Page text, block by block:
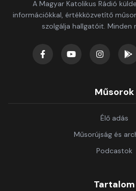
A Magyar Katolikus Rádió
információkkal, értékközvetítő
szolgálja hallgatóit. Minden
Műsorok
Élő adás
Műsorújság és
Podcastok
Tartalom